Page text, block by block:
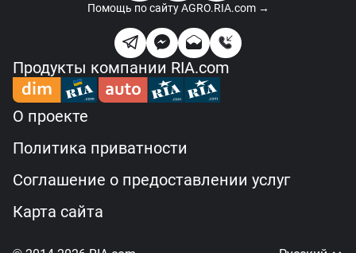
Помощь по сайтуAGRO.RIA.com →
Продукты компании RIA.com
О проекте
Политика приватности
Соглашение о предоставлении услуг
Карта сайта